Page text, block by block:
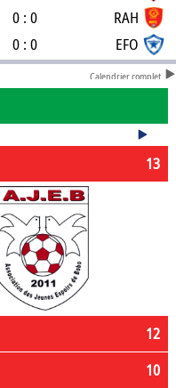
0 : 0 RAH
0 : 0 EFO
Calendrier complet
13
12
10